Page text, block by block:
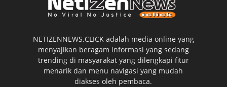
NETIZENNEWS.CLICK adalah media online yang
menyajikan beragam informasi yang sedang
trending di masyarakat yang dilengkapi fitur
menarik dan menu navigasi yang mudah
diakses oleh pembaca.